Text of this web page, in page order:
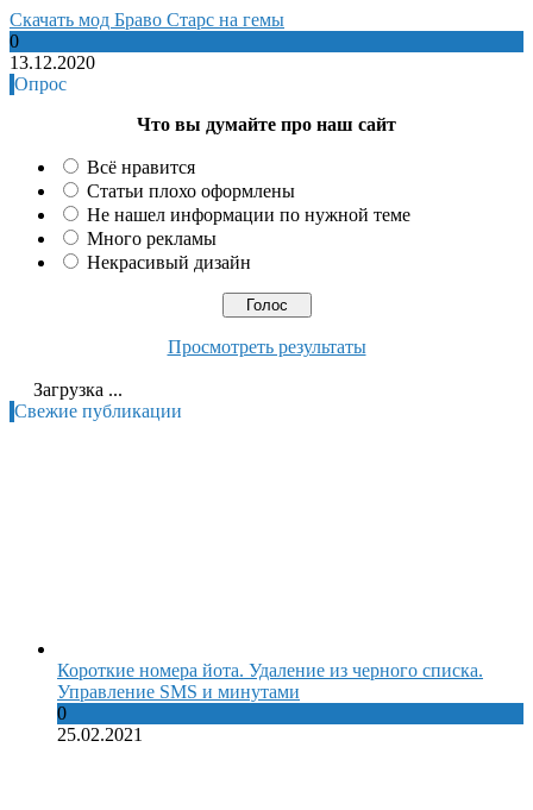
Cкачать мод Браво Старс на гемы
0
13.12.2020
Опрос
Что вы думайте про наш сайт
Всё нравится
Статьи плохо оформлены
Не нашел информации по нужной теме
Много рекламы
Некрасивый дизайн
Просмотреть результаты
Загрузка ...
Свежие публикации
Короткие номера йота. Удаление из черного списка.
Управление SMS и минутами
0
25.02.2021